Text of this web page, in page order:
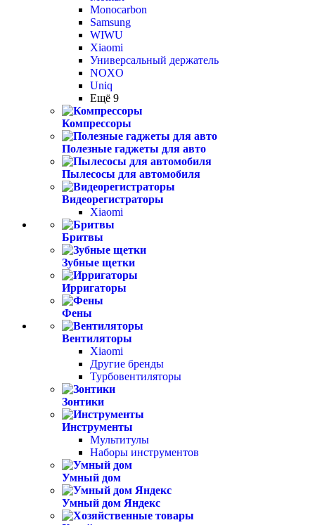
Monocarbon
Samsung
WIWU
Xiaomi
Универсальный держатель
NOXO
Uniq
Ещё 9
Компрессоры
Полезные гаджеты для авто
Пылесосы для автомобиля
Видеорегистраторы
Xiaomi
Бритвы
Зубные щетки
Ирригаторы
Фены
Вентиляторы
Xiaomi
Другие бренды
Турбовентиляторы
Зонтики
Инструменты
Мультитулы
Наборы инструментов
Умный дом
Умный дом Яндекс